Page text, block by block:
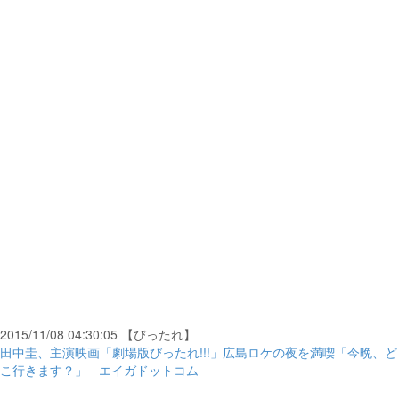
2015/11/08 04:30:05 【びったれ】
田中圭、主演映画「劇場版びったれ!!!」広島ロケの夜を満喫「今晩、ど
こ行きます？」 - エイガドットコム